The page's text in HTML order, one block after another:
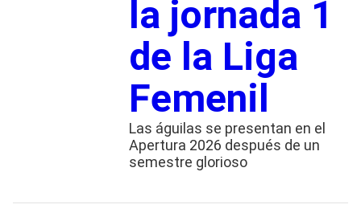
la jornada 1
de la Liga
Femenil
Las águilas se presentan en el
Apertura 2026 después de un
semestre glorioso